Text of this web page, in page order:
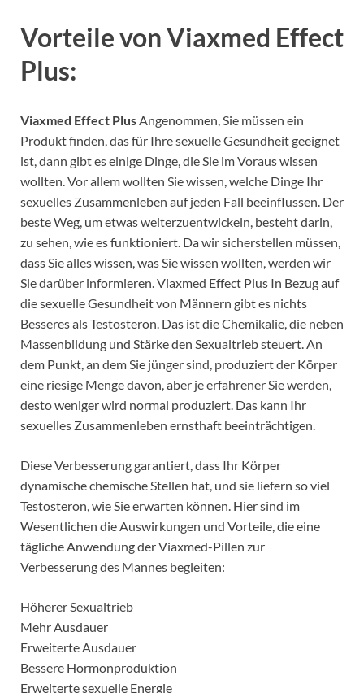
Vorteile von Viaxmed Effect
Plus:
Viaxmed Effect PlusAngenommen, Sie müssen ein
Produkt finden, das für Ihre sexuelle Gesundheit geeignet
ist, dann gibt es einige Dinge, die Sie im Voraus wissen
wollten. Vor allem wollten Sie wissen, welche Dinge Ihr
sexuelles Zusammenleben auf jeden Fall beeinflussen. Der
beste Weg, um etwas weiterzuentwickeln, besteht darin,
zu sehen, wie es funktioniert. Da wir sicherstellen müssen,
dass Sie alles wissen, was Sie wissen wollten, werden wir
Sie darüber informieren. Viaxmed Effect Plus In Bezug auf
die sexuelle Gesundheit von Männern gibt es nichts
Besseres als Testosteron. Das ist die Chemikalie, die neben
Massenbildung und Stärke den Sexualtrieb steuert. An
dem Punkt, an dem Sie jünger sind, produziert der Körper
eine riesige Menge davon, aber je erfahrener Sie werden,
desto weniger wird normal produziert. Das kann Ihr
sexuelles Zusammenleben ernsthaft beeinträchtigen.
Diese Verbesserung garantiert, dass Ihr Körper
dynamische chemische Stellen hat, und sie liefern so viel
Testosteron, wie Sie erwarten können. Hier sind im
Wesentlichen die Auswirkungen und Vorteile, die eine
tägliche Anwendung der Viaxmed-Pillen zur
Verbesserung des Mannes begleiten:
Höherer Sexualtrieb
Mehr Ausdauer
Erweiterte Ausdauer
Bessere Hormonproduktion
Erweiterte sexuelle Energie